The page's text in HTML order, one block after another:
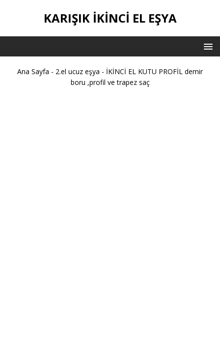
KARIŞIK IKINCI EL EŞYA
Ana Sayfa - 2.el ucuz eşya - İKİNCİ EL KUTU PROFİL demir
boru ,profil ve trapez saç